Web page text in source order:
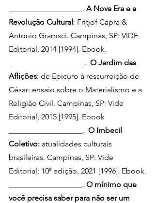
___________________. A Nova Era e a
Revolução Cultural: Fritjof Capra &
Antonio Gramsci. Campinas, SP: VIDE
Editorial, 2014 [1994]. Ebook.
___________________. O Jardim das
Aflições: de Epicuro à ressurreição de
César: ensaio sobre o Materialismo e a
Religião Civil. Campinas, SP: Vide
Editorial, 2015 [1995]. Ebook
___________________. O Imbecil
Coletivo: atualidades culturais
brasileiras. Campinas, SP: Vide
Editorial; 10ª edição, 2021 [1996]. Ebook.
___________________. O mínimo que
você precisa saber para não ser um